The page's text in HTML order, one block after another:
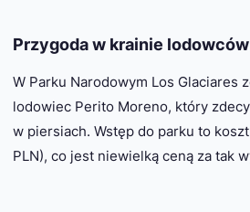
Przygoda w krainie lodowców
W Parku Narodowym Los Glaciares
lodowiec Perito Moreno, który
w piersiach. Wstęp do parku to
PLN), co jest niewielką ceną za tak